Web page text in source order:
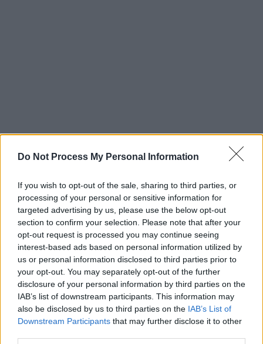
Do Not Process My Personal Information
If you wish to opt-out of the sale, sharing to third parties, or
processing of your personal or sensitive information for
targeted advertising by us, please use the below opt-out
section to confirm your selection. Please note that after your
opt-out request is processed you may continue seeing
interest-based ads based on personal information utilized by
us or personal information disclosed to third parties prior to
your opt-out. You may separately opt-out of the further
disclosure of your personal information by third parties on the
IAB’s list of downstream participants. This information may
also be disclosed by us to third parties on the IAB’s List of
Downstream Participants that may further disclose it to other
Schauspieler/inMats Bergman
Mats Bergman
Sender
Datum
Uhrzeit
Titel
Sparte